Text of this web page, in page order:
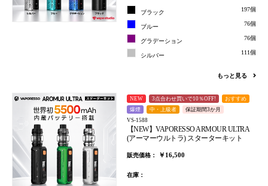
ブラック 197個
ブルー 76個
グラデーション 76個
シルバー 111個
もっと見る
NEW 3点合わせ買いで10％OFF!
おすすめ
爆煙
中・上級者
保証期間3か月
VS-1588
【NEW】VAPORESSO ARMOUR ULTRA
(アーマーウルトラ) スターターキット
販売価格： ￥16,500
在庫：